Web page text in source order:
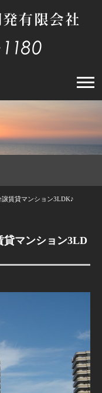
賃貸マンション3LDK♪
マンション3LD